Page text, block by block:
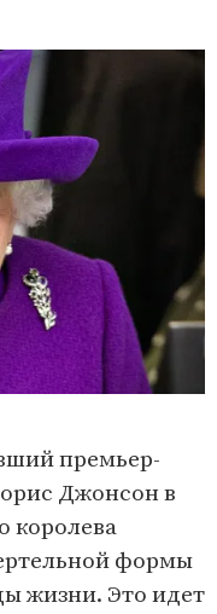
премьер-
Джонсон в
королева
формы
жизни. Это идет